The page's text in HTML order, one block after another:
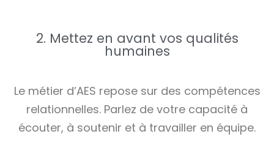
2. Mettez en avant vos qualités
humaines
Le métier d’AES repose sur des compétences
relationnelles. Parlez de votre capacité à
écouter, à soutenir et à travailler en équipe.